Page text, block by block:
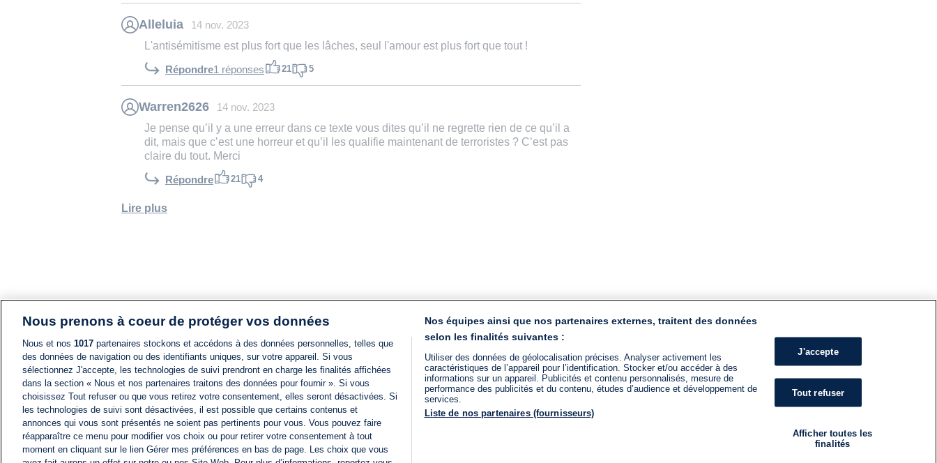
Alleluia 14 nov. 2023
L'antisémitisme est plus fort que les lâches, seul l'amour est plus fort que tout !
Répondre1 réponses 21 5
Warren2626 14 nov. 2023
Je pense qu’il y a une erreur dans ce texte vous dites qu’il ne regrette rien de ce qu’il a
dit, mais que c’est une horreur et qu’il les qualifie maintenant de terroristes ? C’est pas
claire du tout. Merci
Répondre 21 4
Lire plus
Nous prenons à coeur de protéger vos données
Nous et nos 1017 partenaires stockons et accédons à des données personnelles, telles que
des données de navigation ou des identifiants uniques, sur votre appareil. Si vous
sélectionnez J'accepte, les technologies de suivi prendront en charge les finalités affichées
dans la section « Nous et nos partenaires traitons des données pour fournir ». Si vous
choisissez Tout refuser ou que vous retirez votre consentement, elles seront désactivées. Si
les technologies de suivi sont désactivées, il est possible que certains contenus et
annonces qui vous sont présentés ne soient pas pertinents pour vous. Vous pouvez faire
réapparaître ce menu pour modifier vos choix ou pour retirer votre consentement à tout
moment en cliquant sur le lien Gérer mes préférences en bas de page. Les choix que vous
Nos équipes ainsi que nos partenaires externes, traitent des données
selon les finalités suivantes :
Utiliser des données de géolocalisation précises. Analyser activement les
caractéristiques de l’appareil pour l’identification. Stocker et/ou accéder à des
informations sur un appareil. Publicités et contenu personnalisés, mesure de
performance des publicités et du contenu, études d’audience et développement de
services.
Liste de nos partenaires (fournisseurs)
J'accepte
Tout refuser
Afficher toutes les
finalités